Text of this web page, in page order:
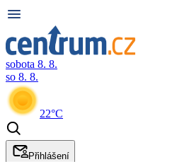
sobota 8. 8.
so 8. 8.
22°C
Přihlášení